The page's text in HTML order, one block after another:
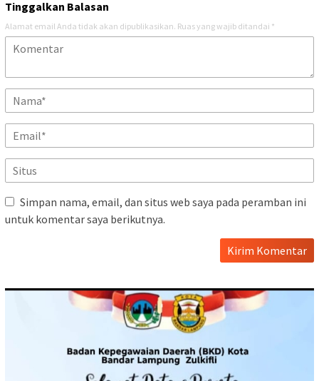
Tinggalkan Balasan
Alamat email Anda tidak akan dipublikasikan. Ruas yang wajib ditandai *
Simpan nama, email, dan situs web saya pada peramban ini
untuk komentar saya berikutnya.